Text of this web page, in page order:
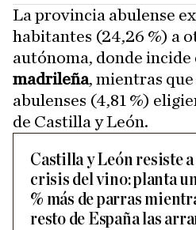
La provincia abulense
habitantes (24,26 %) a
autónoma, donde incide
madrileña, mientras que
abulenses (4,81 %)
de Castilla y León.
Castilla y León resiste
crisis del vino: planta
% más de parras
resto de España las